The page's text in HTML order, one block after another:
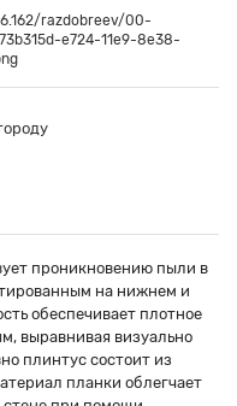
razdobreev/00-
e724-11e9-8e38-
проникновению пыли в
на нижнем и
обеспечивает плотное
выравнивая визуально
плинтус состоит из
планки облегчает